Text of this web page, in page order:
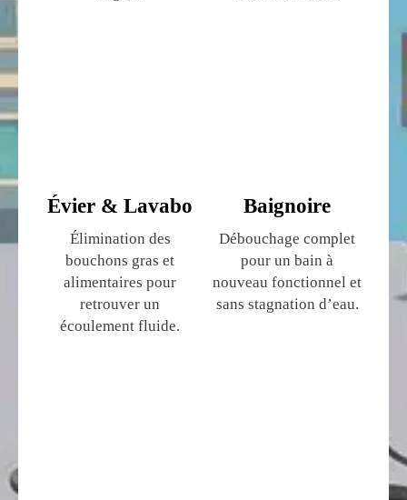
Évier & Lavabo
Élimination des
bouchons gras et
alimentaires pour
retrouver un
écoulement fluide.
Baignoire
Débouchage complet
pour un bain à
nouveau fonctionnel et
sans stagnation d’eau.